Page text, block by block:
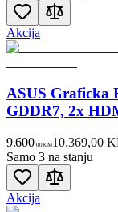
Akcija
ASUS Graficka
GDDR7, 2x
9.600 00KM10.369,00
Samo 3 na stanju
Akcija